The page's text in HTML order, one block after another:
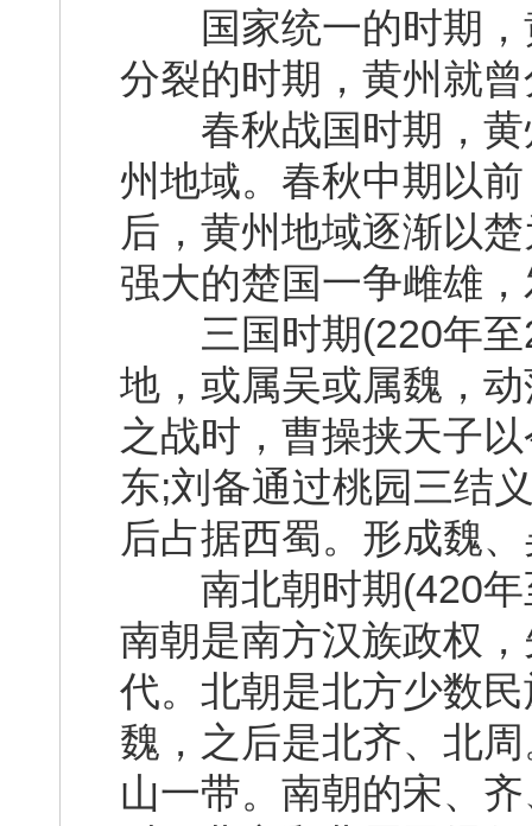
国家统一的时期，
分裂的时期，黄州就
春秋战国时期，黄
州地域。春秋中期以
后，黄州地域逐渐以
强大的楚国一争雌雄
三国时期(220年至
地，或属吴或属魏，
之战时，曹操挟天子
东;刘备通过桃园三结
后占据西蜀。形成魏
南北朝时期(420年
南朝是南方汉族政权
代。北朝是北方少数
魏，之后是北齐、北
山一带。南朝的宋、